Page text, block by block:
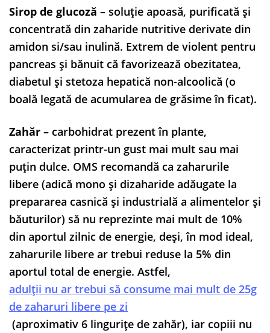
Sirop de glucoză – soluție apoasă, purificată și
concentrată din zaharide nutritive derivate din
amidon si/sau inulină. Extrem de violent pentru
pancreas și bănuit că favorizează obezitatea,
diabetul și stetoza hepatică non-alcoolică (o
boală legată de acumularea de grăsime în ficat).
Zahăr – carbohidrat prezent în plante,
caracterizat printr-un gust mai mult sau mai
puțin dulce. OMS recomandă ca zaharurile
libere (adică mono și dizaharide adăugate la
prepararea casnică și industrială a alimentelor și
băuturilor) să nu reprezinte mai mult de 10%
din aportul zilnic de energie, deși, în mod ideal,
zaharurile libere ar trebui reduse la 5% din
aportul total de energie. Astfel,
adulții nu ar trebui să consume mai mult de 25g
de zaharuri libere pe zi
(aproximativ 6 lingurițe de zahăr), iar copiii nu